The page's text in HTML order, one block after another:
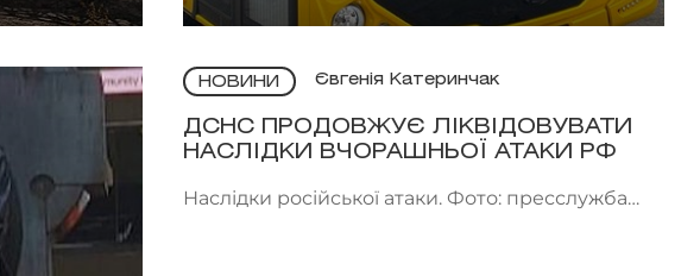
НОВИНИ Євгенія Катеринчак
ДСНС ПРОДОВЖУЄ ЛІКВІДОВУВАТИ
НАСЛІДКИ ВЧОРАШНЬОЇ АТАКИ РФ
Наслідки російської атаки. Фото: пресслужба